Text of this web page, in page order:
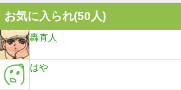
お気に入られ(50人)
轟直人
はや